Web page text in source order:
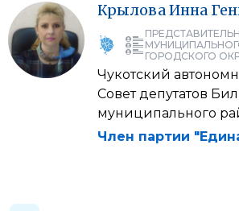
КрыловаИнна
ГОРОДСКОГО
Чукотский
Совет депутатов
муниципального
Член партии